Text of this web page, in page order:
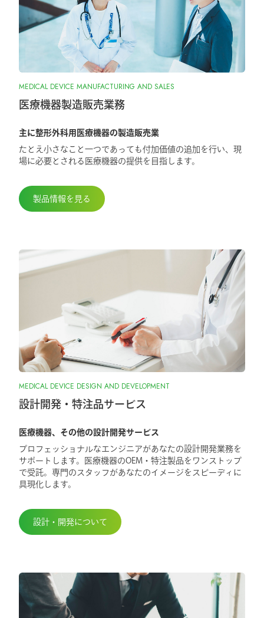
2026.1.7
『SurgiGear1.0システム』の販売終了のお
知らせ
2025.10.28
『ORIONフィンガージョイント』承認取
得しました
2025.5.29
第98回日本整形外科学会学術総会に出展
しました
MEDICAL DEVICE MANUFACTURING AND SALES
医療機器製造販売業務
主に整形外科用医療機器の製造販売業
たとえ小さなこと一つであっても付加価値の追加を行い、現
場に必要とされる医療機器の提供を目指します。
製品情報を見る
MEDICAL DEVICE DESIGN AND DEVELOPMENT
設計開発・特注品サービス
医療機器、その他の設計開発サービス
プロフェッショナルなエンジニアがあなたの設計開発業務を
サポートします。医療機器のOEM・特注製品をワンストップ
で受託。専門のスタッフがあなたのイメージをスピーディに
具現化します。
設計・開発について